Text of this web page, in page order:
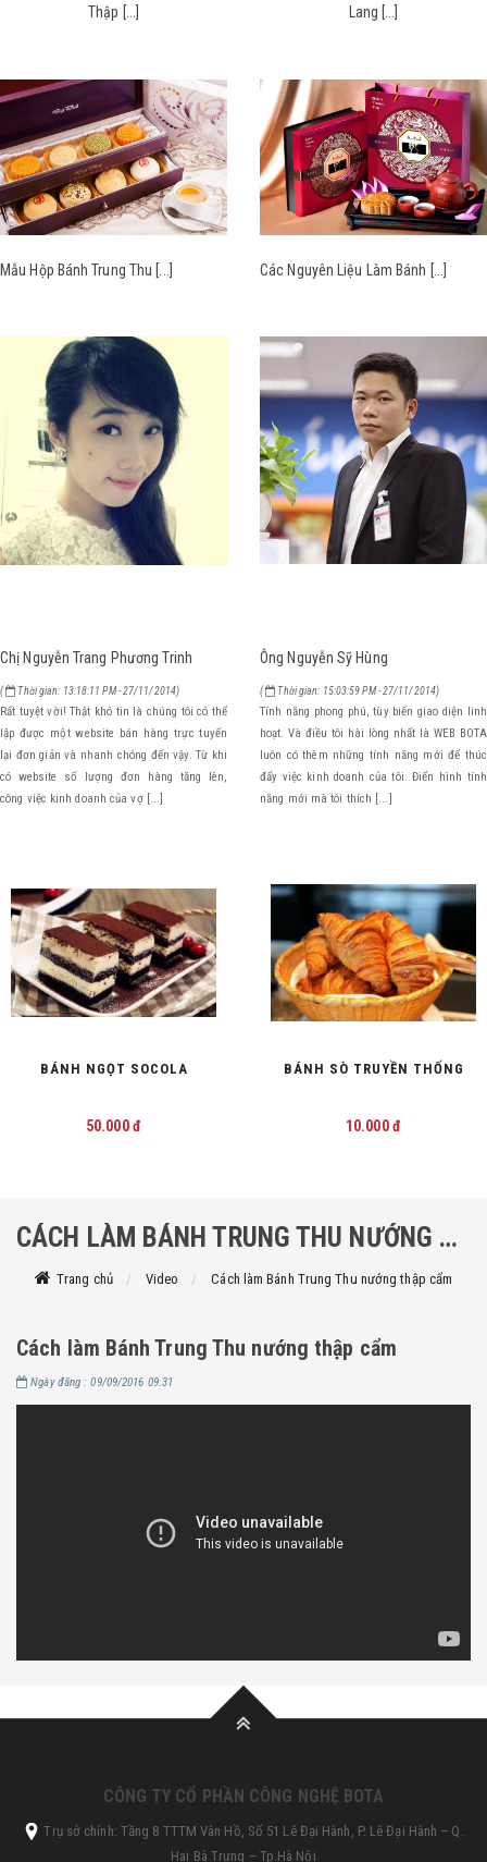
Thập [...] Lang [...]
Mẫu Hộp Bánh Trung Thu [...] Các Nguyên Liệu Làm Bánh [...]
Chị Nguyễn Trang Phương Trinh
( Thời gian: 13:18:11 PM - 27/11/2014)
Rất tuyệt vời! Thật khó tin là chúng tôi có thể
lập được một website bán hàng trực tuyến
lại đơn giản và nhanh chóng đến vậy. Từ khi
có website số lượng đơn hàng tăng lên,
công việc kinh doanh của vợ [...]
Ông Nguyễn Sỹ Hùng
( Thời gian: 15:03:59 PM - 27/11/2014)
Tính năng phong phú, tùy biến giao diện linh
hoạt. Và điều tôi hài lòng nhất là WEB BOTA
luôn có thêm những tính năng mới để thúc
đẩy việc kinh doanh của tôi. Điển hình tính
năng mới mà tôi thích [...]
BÁNH NGỌT SOCOLA
50.000 đ
BÁNH SÒ TRUYỀN THỐNG
10.000 đ
CÁCH LÀM BÁNH TRUNG THU NƯỚNG THẬP CẨM
Trang chủ Video Cách làm Bánh Trung Thu nướng thập cẩm
Cách làm Bánh Trung Thu nướng thập cẩm
Ngày đăng : 09/09/2016 09:31
CÔNG TY CỔ PHẦN CÔNG NGHỆ BOTA
Trụ sở chính: Tầng 8 TTTM Vân Hồ, Số 51 Lê Đại Hành, P. Lê Đại Hành – Q.
Hai Bà Trưng – Tp.Hà Nội